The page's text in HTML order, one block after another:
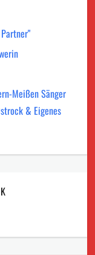
Meißen Sänger
& Eigenes